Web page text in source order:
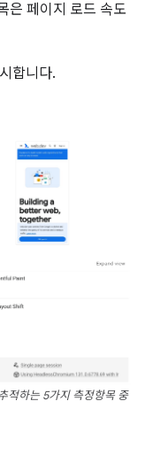
은 페이지 로드 속도
합니다.
적하는 5가지 측정항목 중